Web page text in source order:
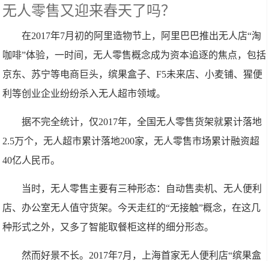
无人零售又迎来春天了吗？
在2017年7月初的阿里造物节上，阿里巴巴推出无人店“淘
咖啡”体验，一时间，无人零售概念成为资本追逐的焦点，包括
京东、苏宁等电商巨头，缤果盒子、F5未来店、小麦铺、猩便
利等创业企业纷纷杀入无人超市领域。
据不完全统计，仅2017年，全国无人零售货架就累计落地
2.5万个，无人超市累计落地200家，无人零售市场累计融资超
40亿人民币。
当时，无人零售主要有三种形态：自动售卖机、无人便利
店、办公室无人值守货架。今天走红的“无接触”概念，在这几
种形式之外，又多了智能取餐柜这样的细分形态。
然而好景不长。2017年7月，上海首家无人便利店“缤果盒